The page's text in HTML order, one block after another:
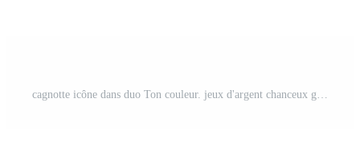
cagnotte icône dans duo Ton couleur. jeux d'argent chanceux gagnant Vecteur Pro